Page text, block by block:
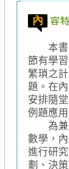
本書為
節有學
繁瑣之
題。在
安排隨
例題應
為兼顧
數學，
進行研
劃、決